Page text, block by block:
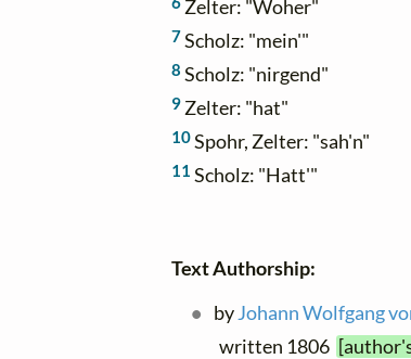
Zelter: "Woher"
7Scholz: "mein'"
8 Scholz: "nirgend"
9 Zelter: "hat"
10Spohr, Zelter: "sah'n"
11 Scholz: "Hatt'"
Text Authorship:
byJohann Wolfgang
written 1806